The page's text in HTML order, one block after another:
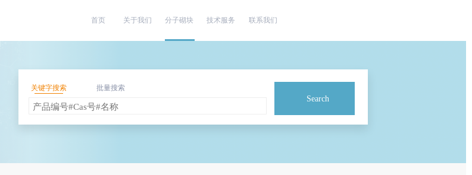
首页 关于我们 分子砌块 技术服务 联系我们
关键字搜索 批量搜索
Search